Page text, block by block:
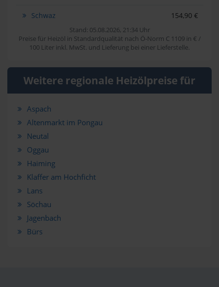
Schwaz 154,90 €
Stand: 05.08.2026, 21:34 Uhr
Preise für Heizöl in Standardqualität nach Ö-Norm C 1109 in € /
100 Liter inkl. MwSt. und Lieferung bei einer Lieferstelle.
Weitere regionale Heizölpreise für
Aspach
Altenmarkt im Pongau
Neutal
Oggau
Haiming
Klaffer am Hochficht
Lans
Söchau
Jagenbach
Bürs